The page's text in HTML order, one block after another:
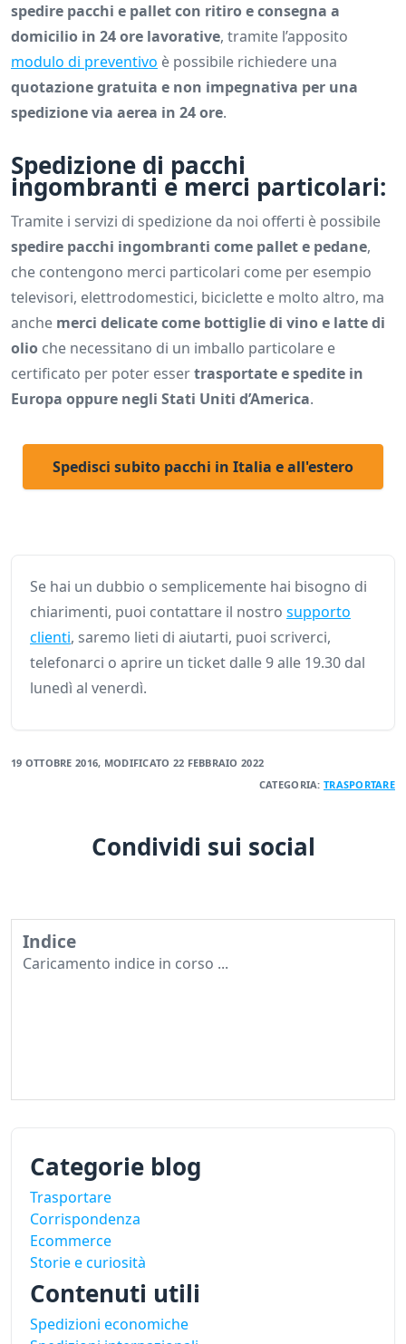
spedire pacchi e pallet con ritiro e consegna a
domicilio in 24 ore lavorative, tramite l’apposito
modulo di preventivo è possibile richiedere una
quotazione gratuita e non impegnativa per una
spedizione via aerea in 24 ore.
Spedizione di pacchi
ingombranti e merci particolari:
Tramite i servizi di spedizione da noi offerti è possibile
spedire pacchi ingombranti come pallet e pedane,
che contengono merci particolari come per esempio
televisori, elettrodomestici, biciclette e molto altro, ma
anche merci delicate come bottiglie di vino e latte di
olio che necessitano di un imballo particolare e
certificato per poter essertrasportate e spedite in
Europa oppure negli Stati Uniti d’America.
Spedisci subito pacchi in Italia e all'estero
Se hai un dubbio o semplicemente hai bisogno di
chiarimenti, puoi contattare il nostro supporto
clienti, saremo lieti di aiutarti, puoi scriverci,
telefonarci o aprire un ticket dalle 9 alle 19.30 dal
lunedì al venerdì.
19 OTTOBRE 2016, MODIFICATO 22 FEBBRAIO 2022
CATEGORIA: TRASPORTARE
Condividi sui social
Indice
Caricamento indice in corso ...
Categorie blog
Trasportare
Corrispondenza
Ecommerce
Storie e curiosità
Contenuti utili
Spedizioni economiche